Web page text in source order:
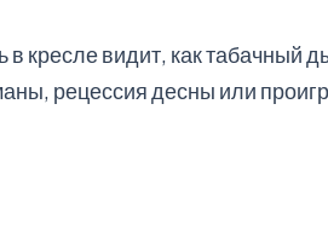
видит, как табачный
рецессия десны или